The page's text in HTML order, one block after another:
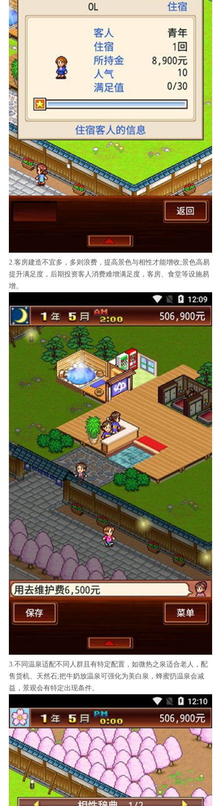
2.客房建造不宜多，多则浪费，提高景色与相性才能增收;景色高易
提升满足度，后期投资客人消费难增满足度，客房、食堂等设施易
增。
3.不同温泉适配不同人群且有特定配置，如微热之泉适合老人，配
售货机、天然石;把牛奶放温泉可强化为美白泉，蜂蜜扔温泉会减
益，景观会有特定出现条件。